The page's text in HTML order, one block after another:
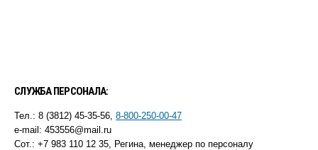
СЛУЖБА ПЕРСОНАЛА:
Тел.: 8 (3812) 45-35-56, 8-800-250-00-47
e-mail: 453556@mail.ru
Сот.: +7 983 110 12 35, Регина, менеджер по персоналу